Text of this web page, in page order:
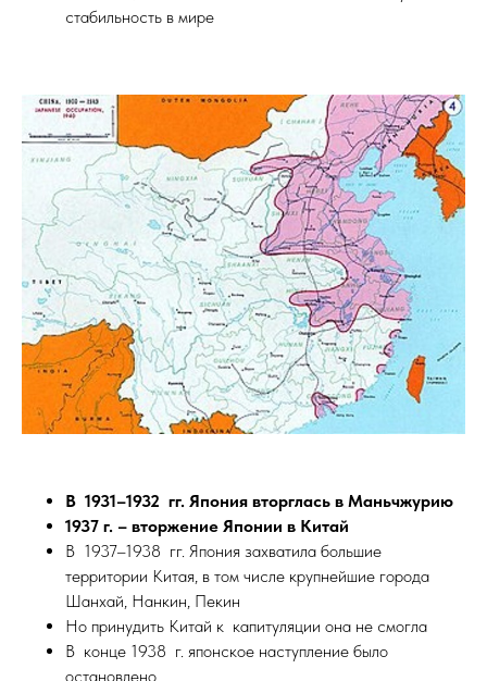
стабильность в мире
В 1931–1932 гг. Япония вторглась в Маньчжурию
1937 г. – вторжение Японии в Китай
В 1937–1938 гг. Япония захватила большие
территории Китая, в том числе крупнейшие города
Шанхай, Нанкин, Пекин
Но принудить Китай к капитуляции она не смогла
В конце 1938 г. японское наступление было
остановлено